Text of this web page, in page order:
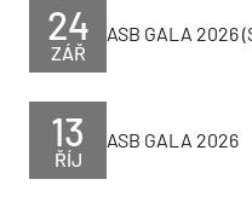
ZÁŘ
24 ASB GALA 2026
ŘÍJ
13 ASB GALA 2026